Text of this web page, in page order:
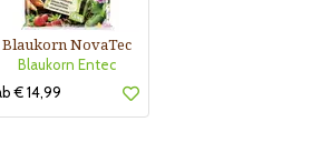
Blaukorn NovaTec
Blaukorn Entec
€ 14,99